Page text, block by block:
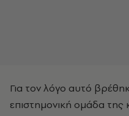
Για τον λόγο αυτό
επιστημονική ομάδα της